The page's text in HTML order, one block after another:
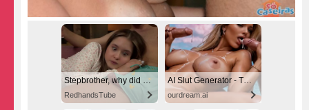
Stepbrother, why did you show me your dick? Now I want to fuck you with my wet pussy
RedhandsTube
AI Slut Generator - Turn Your Fantasies into Reality
ourdream.ai